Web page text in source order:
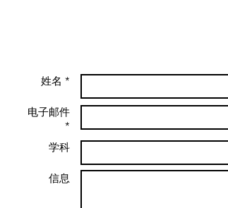
姓名 *
电子邮件
*
学科
信息